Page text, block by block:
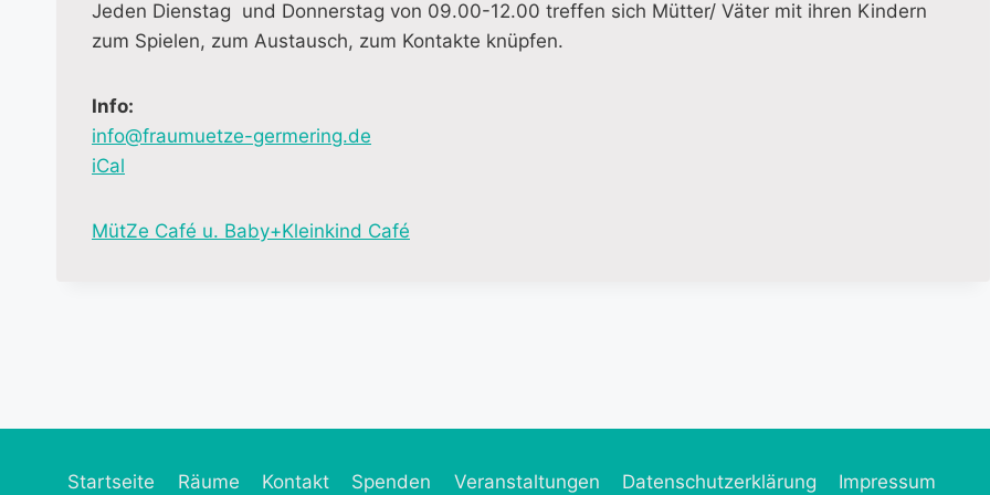
Jeden Dienstag und Donnerstag von 09.00-12.00 treffen sich Mütter/ Väter mit ihren Kindern
zum Spielen, zum Austausch, zum Kontakte knüpfen.
Info:
info@fraumuetze-germering.de
iCal
M
MütZe Café u. Baby+Kleinkind Café
Startseite Räume Kontakt Spenden Veranstaltungen Datenschutzerklärung Impressum